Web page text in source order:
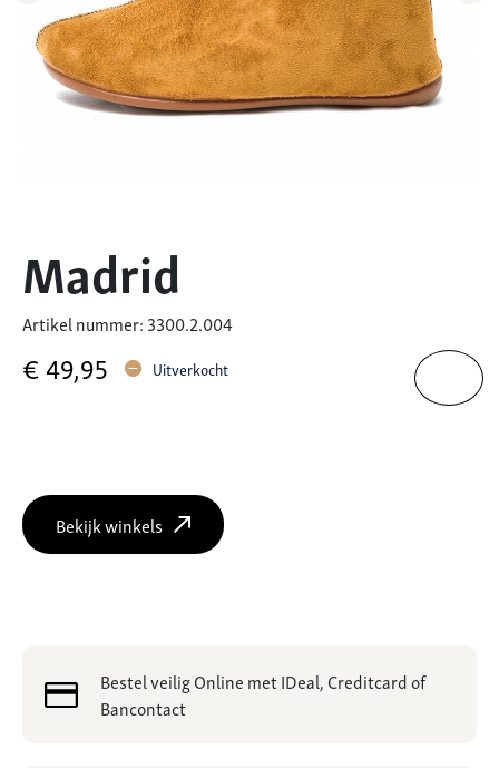
Madrid
Artikel nummer: 3300.2.004
€49,95 Uitverkocht
Bekijk winkels
Bestel veilig Online met IDeal, Creditcard of
Bancontact